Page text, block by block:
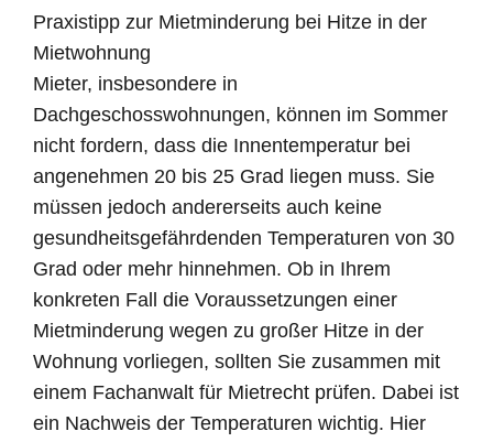
Praxistipp zur Mietminderung bei Hitze in der
Mietwohnung
Mieter, insbesondere in
Dachgeschosswohnungen, können im Sommer
nicht fordern, dass die Innentemperatur bei
angenehmen 20 bis 25 Grad liegen muss. Sie
müssen jedoch andererseits auch keine
gesundheitsgefährdenden Temperaturen von 30
Grad oder mehr hinnehmen. Ob in Ihrem
konkreten Fall die Voraussetzungen einer
Mietminderung wegen zu großer Hitze in der
Wohnung vorliegen, sollten Sie zusammen mit
einem Fachanwalt für Mietrecht prüfen. Dabei ist
ein Nachweis der Temperaturen wichtig. Hier